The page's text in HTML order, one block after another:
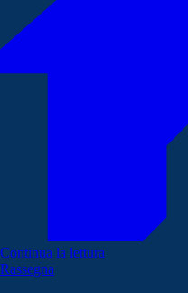
Continua la lettura
Rassegna